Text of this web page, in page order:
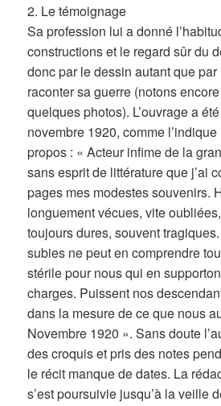
2. Le témoignage
Sa profession lui a donné
constructions et le regard sûr du
donc par le dessin autant que par
raconter sa guerre (notons
quelques photos). L’ouvrage a
novembre 1920, comme
propos : « Acteur infime de la
sans esprit de littérature que j’ai
pages mes modestes souvenirs.
longuement vécues, vite
toujours dures, souvent
subies ne peut en comprendre
stérile pour nous qui en
charges. Puissent nos
dans la mesure de ce que nous
Novembre 1920 ». Sans doute
des croquis et pris des notes
le récit manque de dates. La
s’est poursuivie jusqu’à la veille